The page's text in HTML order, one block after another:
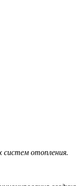
систем отопления.